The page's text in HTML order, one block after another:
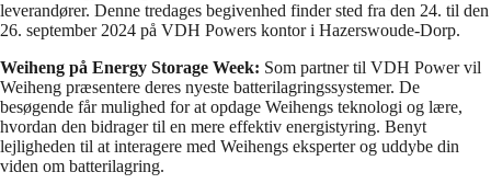
leverandører. Denne tredages begivenhed finder sted fra den 24. til den
26. september 2024 på VDH Powers kontor i Hazerswoude-Dorp.
Weiheng på Energy Storage Week: Som partner til VDH Power vil
Weiheng præsentere deres nyeste batterilagringssystemer. De
besøgende får mulighed for at opdage Weihengs teknologi og lære,
hvordan den bidrager til en mere effektiv energistyring. Benyt
lejligheden til at interagere med Weihengs eksperter og uddybe din
viden om batterilagring.